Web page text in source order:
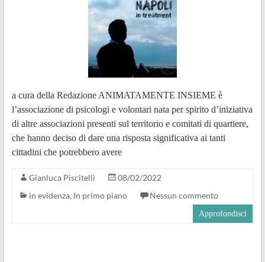
a cura della Redazione ANIMATAMENTE INSIEME è
l’associazione di psicologi e volontari nata per spirito d’iniziativa
di altre associazioni presenti sul territorio e comitati di quartiere,
che hanno deciso di dare una risposta significativa ai tanti
cittadini che potrebbero avere
Gianluca Piscitelli
08/02/2022
in evidenza, In primo piano Nessun commento
Approfondisci